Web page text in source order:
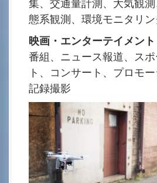
集、交通量計測、大気観
態系観測、環境モニタリ
映画・エンターテイメント
番組、ニュース報道、ス
ト、コンサート、プロモー
記録撮影